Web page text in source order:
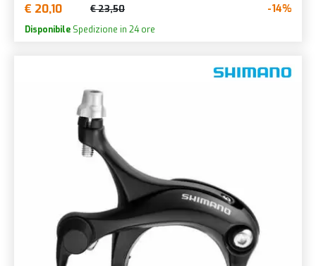
€ 20,10 € 23,50 -14%
Disponibile Spedizione in 24 ore